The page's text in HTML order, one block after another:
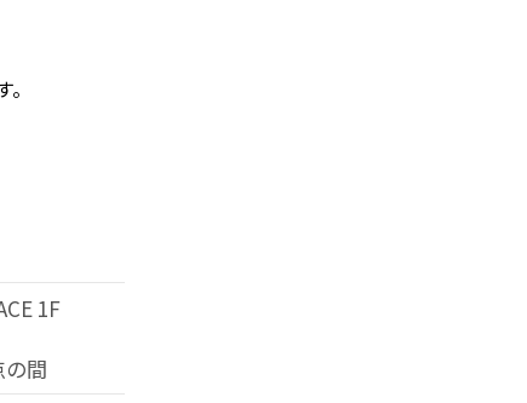
1F
間